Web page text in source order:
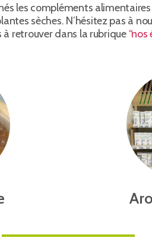
les compléments
sèches. N’hésitez pas à
retrouver dans la rubrique “nos